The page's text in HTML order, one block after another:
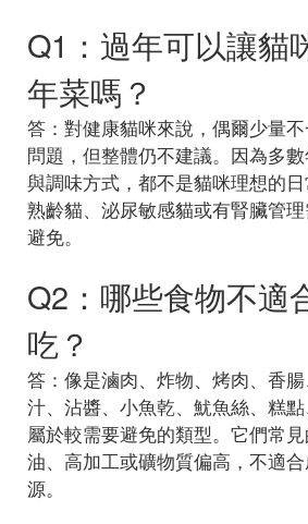
Q1：過年可以讓貓
年菜嗎？
答：對健康貓咪來說，偶爾少量
問題，但整體仍不建議。因為多
與調味方式，都不是貓咪理想的
熟齡貓、泌尿敏感貓或有腎臟管
避免。
Q2：哪些食物不適
吃？
答：像是滷肉、炸物、烤肉、香
汁、沾醬、小魚乾、魷魚絲、糕
屬於較需要避免的類型。它們常
油、高加工或礦物質偏高，不適
源。